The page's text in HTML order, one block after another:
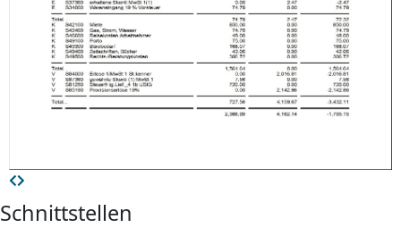
Schnittstellen